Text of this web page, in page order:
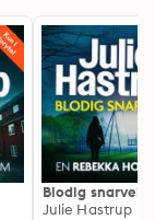
Blodig snarvei
Julie Hastrup